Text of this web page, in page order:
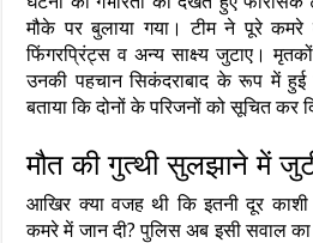
मौके पर बुलाया गया। टीम ने पूरे
फिंगरप्रिंट्स व अन्य साक्ष्य जुटाए।
उनकी पहचान सिकंदराबाद के रूप में हुई
बताया कि दोनों के परिजनों को सूचित कर
मौत की गुत्थी सुलझाने में
आखिर क्या वजह थी कि इतनी दूर
कमरे में जान दी? पुलिस अब इसी सवाल